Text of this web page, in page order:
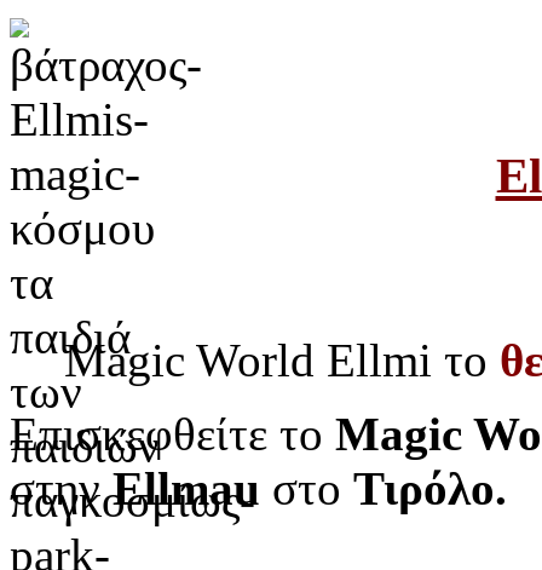
Magic World Ellmi το
Επισκεφθείτε το Magic
στηνEllmau στο Τιρόλο.